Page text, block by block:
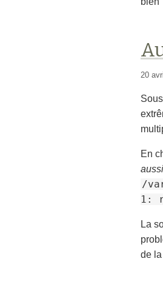
20
En
aussi
/
1:
La
de